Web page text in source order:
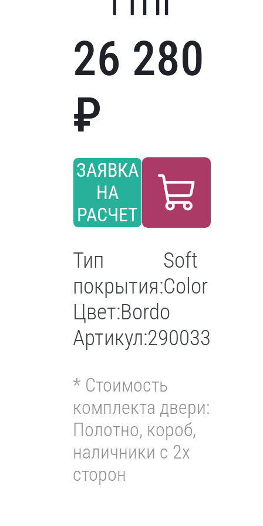
26 280
₽
ЗАЯВКА
НА
РАСЧЕТ
Тип
покрытия:
Soft
Color
Цвет:Bordo
Артикул:290033
* Стоимость
комплекта двери:
Полотно, короб,
наличники с 2х
сторон